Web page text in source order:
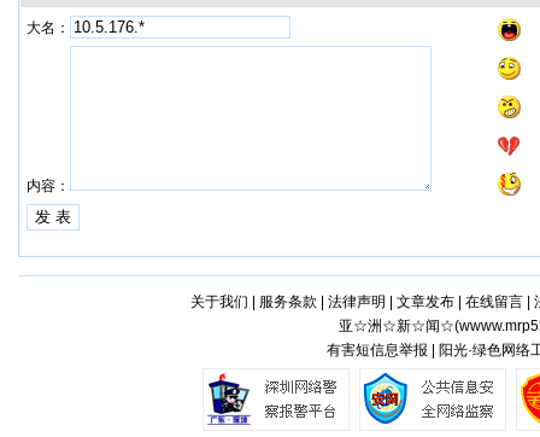
大名：
内容：
关于我们 服务条款 法律声明 文章发布| 在线留言|
亚☆洲☆新☆闻☆(
有害短信息举报 | 阳光·绿色网络